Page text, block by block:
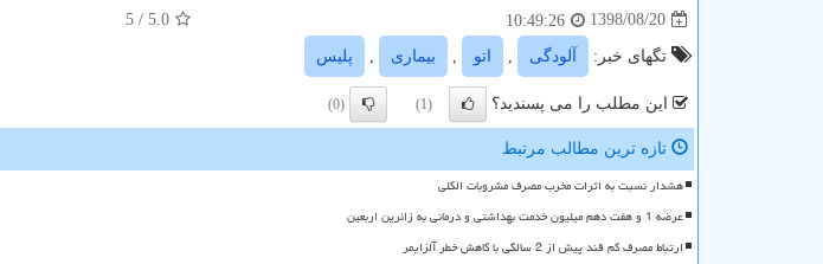
1398/08/20
10:49:26
5.0
/ 5
تگهای خبر: آلودگی اتو بیماری پلیس
این مطلب را می پسندید؟ (1)
(0)
تازه ترین مطالب مرتبط
هشدار نسبت به اثرات مخرب مصرف مشروبات الکلی
عرضه 1 و هفت دهم میلیون خدمت بهداشتی و درمانی به زائرین اربعین
ارتباط مصرف کم قند پیش از 2 سالگی با کاهش خطر آلزایمر